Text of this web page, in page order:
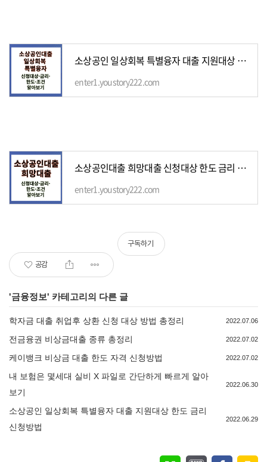
소상공인 일상회복 특별융자 대출 지원대상 한도 금리 신청방법
enter1.youstory222.com
소상공인대출 희망대출 신청대상 한도 금리 조건
enter1.youstory222.com
공감
구독하기
'금융정보' 카테고리의 다른 글
학자금 대출 취업후 상환 신청 대상 방법 총정리 2022.07.06
전금융권 비상금대출 종류 총정리 2022.07.02
케이뱅크 비상금 대출 한도 자격 신청방법 2022.07.02
내 보험은 몇세대 실비 X 파일로 간단하게 빠르게 알아
보기
2022.06.30
소상공인 일상회복 특별융자 대출 지원대상 한도 금리
신청방법
2022.06.29